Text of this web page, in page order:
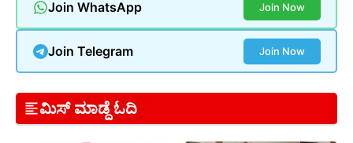
Join WhatsApp Join Now
Join Telegram Join Now
ಮಿಸ್ ಮಾಡ್ದೆ ಓದಿ